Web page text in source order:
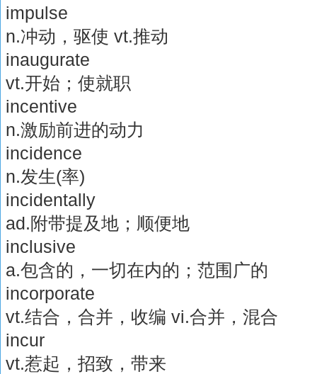
impulse
n.冲动，驱使 vt.推动
inaugurate
vt.开始；使就职
incentive
n.激励前进的动力
incidence
n.发生(率)
incidentally
ad.附带提及地；顺便地
inclusive
a.包含的，一切在内的；范围广的
incorporate
vt.结合，合并，收编 vi.合并，混合
incur
vt.惹起，招致，带来